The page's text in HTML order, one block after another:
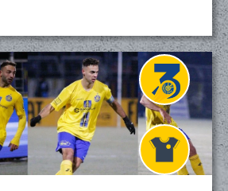
Projekt
Liga 3